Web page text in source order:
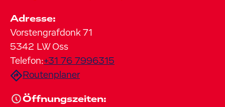
Adresse:
Vorstengrafdonk 71
5342 LW Oss
Telefon:+31 76 7996315
Routenplaner
Öffnungszeiten: